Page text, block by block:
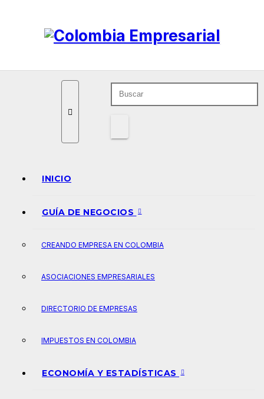
INICIO
GUÍA DE NEGOCIOS
CREANDO EMPRESA EN COLOMBIA
ASOCIACIONES EMPRESARIALES
DIRECTORIO DE EMPRESAS
IMPUESTOS EN COLOMBIA
ECONOMÍA Y ESTADÍSTICAS